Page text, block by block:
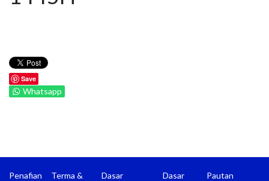
Save
Whatsapp
Penafian
Terma &
Dasar
Dasar
Pautan